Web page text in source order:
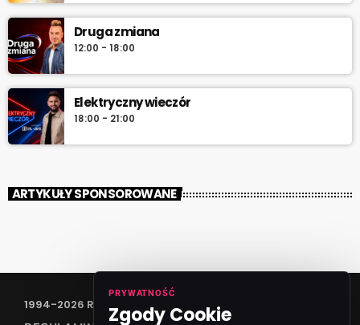
Druga zmiana
12:00 - 18:00
Elektryczny wieczór
18:00 - 21:00
ARTYKUŁY SPONSOROWANE
1994-2026 RADIO VANESSA SPÓŁKA Z O.O
PRYWATNOŚĆ
Zgody Cookie